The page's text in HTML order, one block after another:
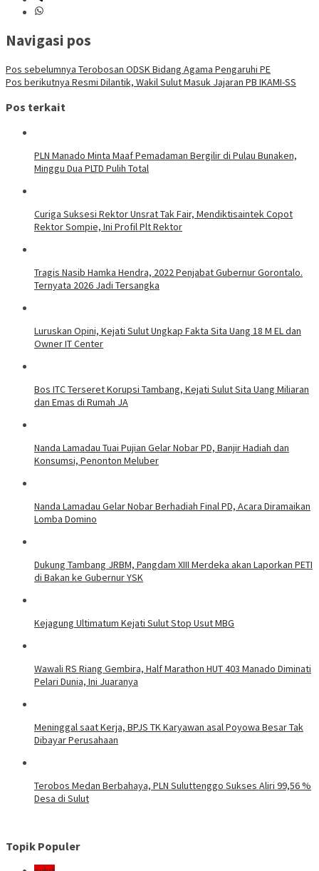
Navigasi pos
Pos sebelumnya Terobosan ODSK Bidang Agama Pengaruhi PE
Pos berikutnya Resmi Dilantik, Wakil Sulut Masuk Jajaran PB IKAMI-SS
Pos terkait
PLN Manado Minta Maaf Pemadaman Bergilir di Pulau Bunaken,
Minggu Dua PLTD Pulih Total
Curiga Suksesi Rektor Unsrat Tak Fair, Mendiktisaintek Copot
Rektor Sompie, Ini Profil Plt Rektor
Tragis Nasib Hamka Hendra, 2022 Penjabat Gubernur Gorontalo.
Ternyata 2026 Jadi Tersangka
Luruskan Opini, Kejati Sulut Ungkap Fakta Sita Uang 18 M EL dan
Owner IT Center
Bos ITC Terseret Korupsi Tambang, Kejati Sulut Sita Uang Miliaran
dan Emas di Rumah JA
Nanda Lamadau Tuai Pujian Gelar Nobar PD, Banjir Hadiah dan
Konsumsi, Penonton Meluber
Nanda Lamadau Gelar Nobar Berhadiah Final PD, Acara Diramaikan
Lomba Domino
Dukung Tambang JRBM, Pangdam XIII Merdeka akan Laporkan PETI
di Bakan ke Gubernur YSK
Kejagung Ultimatum Kejati Sulut Stop Usut MBG
Wawali RS Riang Gembira, Half Marathon HUT 403 Manado Diminati
Pelari Dunia, Ini Juaranya
Meninggal saat Kerja, BPJS TK Karyawan asal Poyowa Besar Tak
Dibayar Perusahaan
Terobos Medan Berbahaya, PLN Suluttenggo Sukses Aliri 99,56 %
Desa di Sulut
Topik Populer